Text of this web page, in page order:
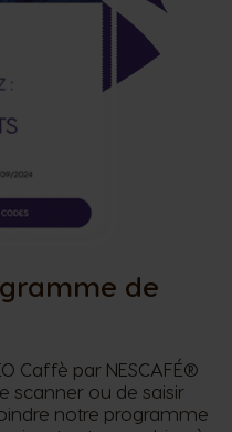
de
Caffè par NESCAFÉ®
scanner ou de saisir
notre programme